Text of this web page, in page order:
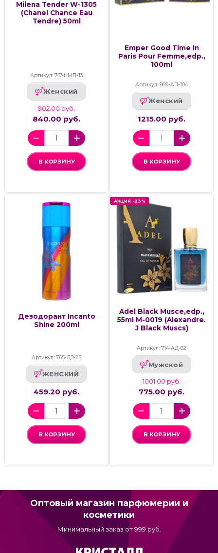
Milena Tender W-1305
(Chanel Chance Eau
Tendre) 50ml
Артикул: 747-НМП-13
Женский
902.00 руб.
840.00 руб.
В КОРЗИНУ
Emper Good Time In
Paris Pour Femme,edp.,
100ml
Артикул: 869-АП-104
Женский
1215.00 руб.
В КОРЗИНУ
Дезодорант Incanto
Shine 200ml
Артикул: 765-ДЗ-25
ЖЕНСКИЙ
459.20 руб.
В КОРЗИНУ
АКЦИЯ -23%
Adel Black Musce,edp.,
55ml M-0019 (Alexandre.
J Black Muscs)
Артикул: 714-АД-62
Мужской
1001.00 руб.
775.00 руб.
В КОРЗИНУ
Оптовый магазин парфюмерии и
косметики
Минимальный заказ от 999 руб.